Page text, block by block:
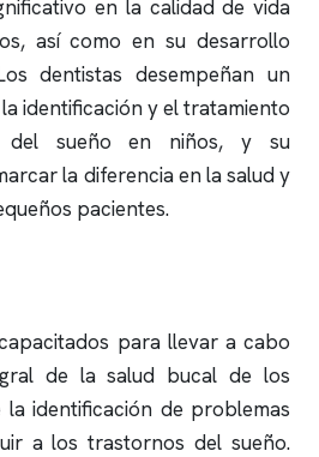
en la calidad de vida
así como en su desarrollo
dentistas desempeñan un
identificación y el tratamiento
del sueño en niños, y su
la diferencia en la salud y
pacientes.
para llevar a cabo
de la salud bucal de los
la identificación de problemas
a los trastornos del sueño.